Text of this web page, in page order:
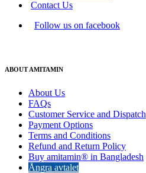
Contact Us
Follow us on facebook
ABOUT AMITAMIN
About Us
FAQs
Customer Service and Dispatch
Payment Options
Terms and Conditions
Refund and Return Policy
Buy amitamin® in Bangladesh
Ångra avtalet